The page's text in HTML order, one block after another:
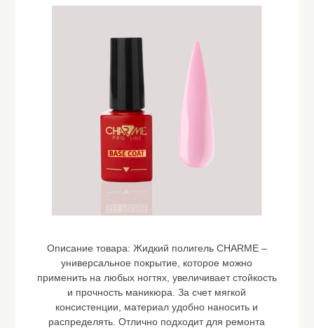
Описание товара: Жидкий полигель CHARME –
универсальное покрытие, которое можно
применить на любых ногтях, увеличивает стойкость
и прочность маникюра. За счет мягкой
консистенции, материал удобно наносить и
распределять. Отлично подходит для ремонта